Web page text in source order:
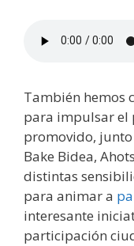
También hemos
para impulsar el
promovido,
Bake Bidea,
distintas
para animar a
interesante
participación